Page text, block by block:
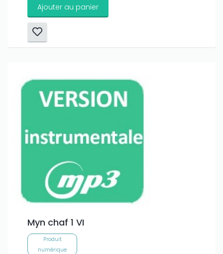
Ajouter au panier
Myn chaf 1 VI
Produit
numérique